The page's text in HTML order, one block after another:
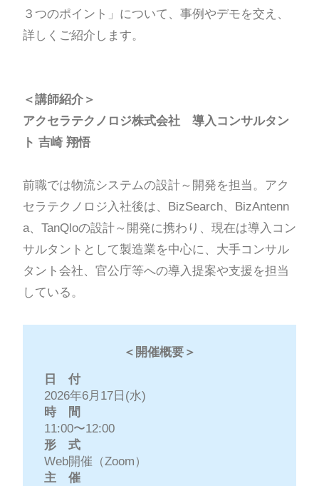
３つのポイント」について、事例やデモを交え、
詳しくご紹介します。
＜講師紹介＞
アクセラテクノロジ株式会社 導入コンサルタン
ト 吉崎 翔悟
前職では物流システムの設計～開発を担当。アク
セラテクノロジ入社後は、BizSearch、BizAntenn
a、TanQloの設計～開発に携わり、現在は導入コン
サルタントとして製造業を中心に、大手コンサル
タント会社、官公庁等への導入提案や支援を担当
している。
＜開催概要＞
日 付
2026年6月17日(水)
時 間
11:00〜12:00
形 式
Web開催（Zoom）
主 催